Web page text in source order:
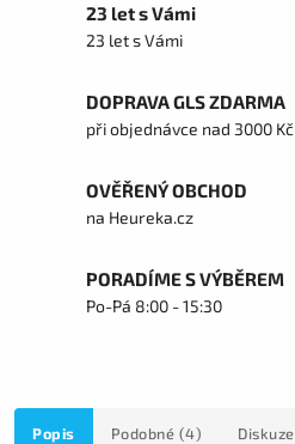
23 let s Vámi
23 let s Vámi
DOPRAVA GLS ZDARMA
při objednávce nad 3000 Kč
OVĚŘENÝ OBCHOD
na Heureka.cz
PORADÍME S VÝBĚREM
Po-Pá 8:00 - 15:30
Popis Podobné (4) Diskuze